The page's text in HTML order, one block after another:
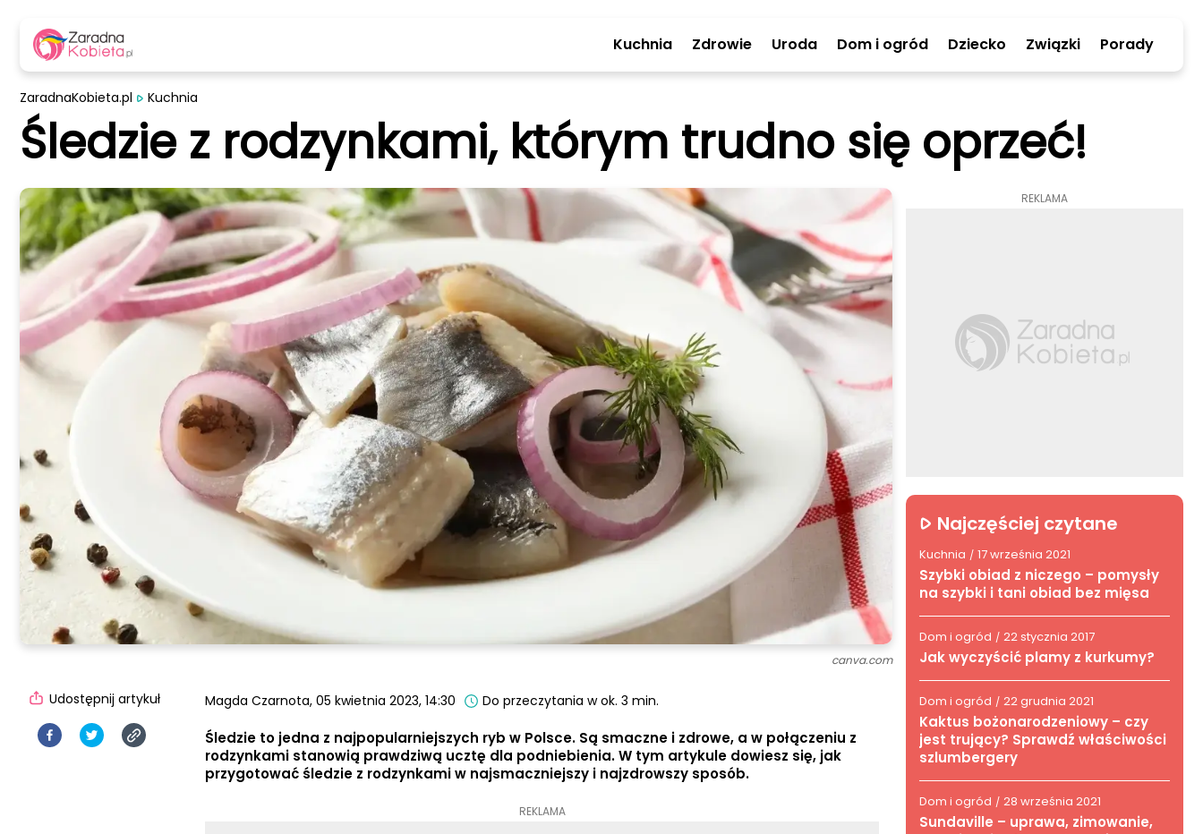
Kuchnia Zdrowie Uroda Dom i ogród Dziecko Związki Porady
canva.com
ZaradnaKobieta.pl Kuchnia
Śledzie z rodzynkami, którym trudno się oprzeć!
Magda Czarnota, 05 kwietnia 2023, 14:30 Do przeczytania w ok. 3 min.
Śledzie to jedna z najpopularniejszych ryb w Polsce. Są smaczne i zdrowe, a w połączeniu z
rodzynkami stanowią prawdziwą ucztę dla podniebienia. W tym artykule dowiesz się, jak
przygotować śledzie z rodzynkami w najsmaczniejszy i najzdrowszy sposób.
REKLAMA
Udostępnij artykuł
REKLAMA
Najczęściej czytane
Kuchnia / 17 września 2021
Szybki obiad z niczego – pomysły
na szybki i tani obiad bez mięsa
Dom i ogród / 22 stycznia 2017
Jak wyczyścić plamy z kurkumy?
Dom i ogród / 22 grudnia 2021
Kaktus bożonarodzeniowy – czy
jest trujący? Sprawdź właściwości
szlumbergery
Dom i ogród / 28 września 2021
Sundaville – uprawa, zimowanie,